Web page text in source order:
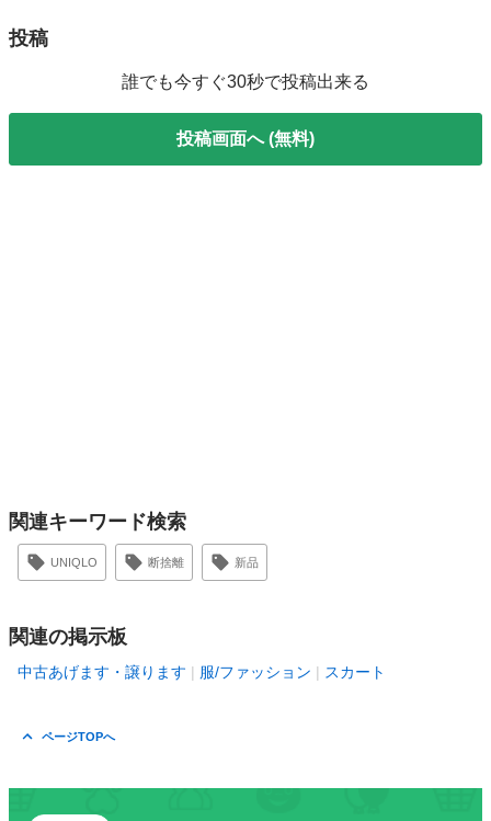
投稿
誰でも今すぐ30秒で投稿出来る
投稿画面へ (無料)
関連キーワード検索
UNIQLO 断捨離 新品
関連の掲示板
中古あげます・譲ります 服/ファッション スカート
ページTOPへ